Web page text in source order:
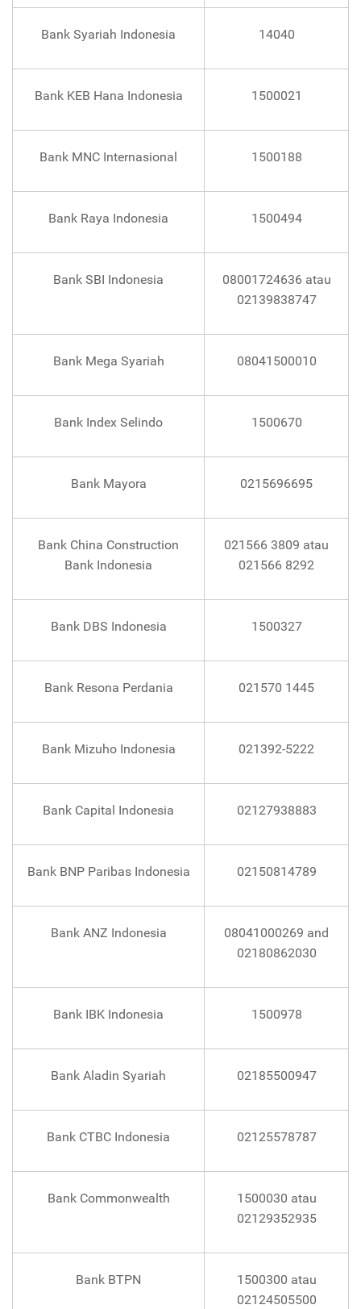
Bank Syariah Indonesia 14040
Bank KEB Hana Indonesia 1500021
Bank MNC Internasional 1500188
Bank Raya Indonesia 1500494
Bank SBI Indonesia
08001724636 atau
02139838747
Bank Mega Syariah 08041500010
Bank Index Selindo 1500670
Bank Mayora 0215696695
Bank China Construction
Bank Indonesia
021566 3809 atau
021566 8292
Bank DBS Indonesia 1500327
Bank Resona Perdania 021570 1445
Bank Mizuho Indonesia 021392-5222
Bank Capital Indonesia 02127938883
Bank BNP Paribas Indonesia 02150814789
Bank ANZ Indonesia
08041000269 and
02180862030
Bank IBK Indonesia 1500978
Bank Aladin Syariah 02185500947
Bank CTBC Indonesia 02125578787
Bank Commonwealth
1500030 atau
02129352935
Bank BTPN
1500300 atau
02124505500